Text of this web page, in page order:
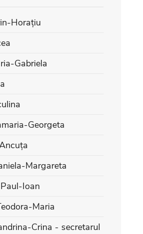
Horațiu
Gabriela
Georgeta
Margareta
Ioan
Maria
Crina - secretarul